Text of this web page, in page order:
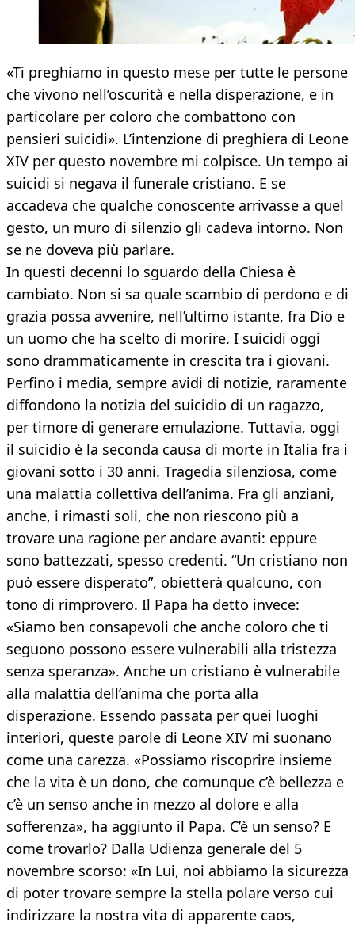
«Ti preghiamo in questo mese per tutte le persone
che vivono nell’oscurità e nella disperazione, e in
particolare per coloro che combattono con
pensieri suicidi». L’intenzione di preghiera di Leone
XIV per questo novembre mi colpisce. Un tempo ai
suicidi si negava il funerale cristiano. E se
accadeva che qualche conoscente arrivasse a quel
gesto, un muro di silenzio gli cadeva intorno. Non
se ne doveva più parlare.
In questi decenni lo sguardo della Chiesa è
cambiato. Non si sa quale scambio di perdono e di
grazia possa avvenire, nell’ultimo istante, fra Dio e
un uomo che ha scelto di morire. I suicidi oggi
sono drammaticamente in crescita tra i giovani.
Perfino i media, sempre avidi di notizie, raramente
diffondono la notizia del suicidio di un ragazzo,
per timore di generare emulazione. Tuttavia, oggi
il suicidio è la seconda causa di morte in Italia fra i
giovani sotto i 30 anni. Tragedia silenziosa, come
una malattia collettiva dell’anima. Fra gli anziani,
anche, i rimasti soli, che non riescono più a
trovare una ragione per andare avanti: eppure
sono battezzati, spesso credenti. “Un cristiano non
può essere disperato”, obietterà qualcuno, con
tono di rimprovero. Il Papa ha detto invece:
«Siamo ben consapevoli che anche coloro che ti
seguono possono essere vulnerabili alla tristezza
senza speranza». Anche un cristiano è vulnerabile
alla malattia dell’anima che porta alla
disperazione. Essendo passata per quei luoghi
interiori, queste parole di Leone XIV mi suonano
come una carezza. «Possiamo riscoprire insieme
che la vita è un dono, che comunque c’è bellezza e
c’è un senso anche in mezzo al dolore e alla
sofferenza», ha aggiunto il Papa. C’è un senso? E
come trovarlo? Dalla Udienza generale del 5
novembre scorso: «In Lui, noi abbiamo la sicurezza
di poter trovare sempre la stella polare verso cui
indirizzare la nostra vita di apparente caos,